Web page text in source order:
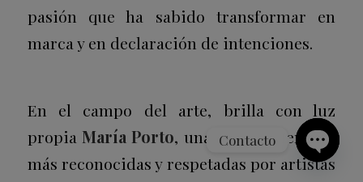
pasión que ha sabido transformar en
marca y en declaración de intenciones.
En el campo del arte, brilla con luz
propia María Porto, una de las galeristas
más reconocidas y respetadas por artistas
Contacto
Open